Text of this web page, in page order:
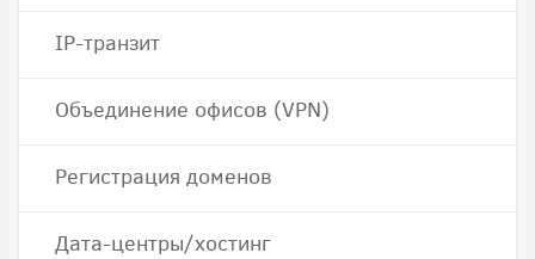
IP-транзит
Объединение офисов (VPN)
Регистрация доменов
Дата-центры/хостинг